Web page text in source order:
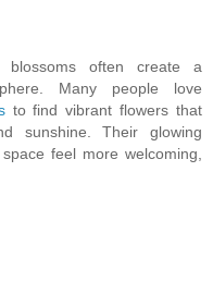
blossoms often create a
Many people love
to find vibrant flowers that
sunshine. Their glowing
feel more welcoming,